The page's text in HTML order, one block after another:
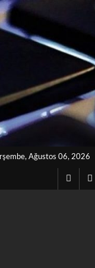
Ağustos 06, 2026
Twitter